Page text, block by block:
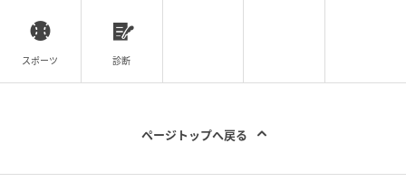
スポーツ 診断
ページトップへ戻る